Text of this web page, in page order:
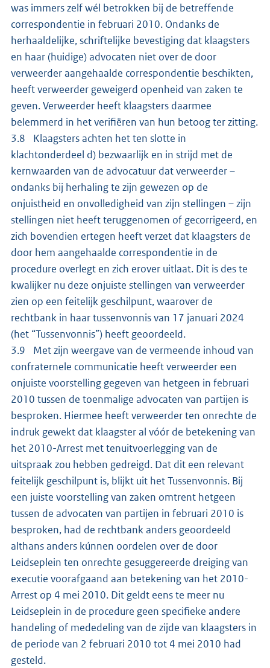
was immers zelf wél betrokken bij de betreffende
correspondentie in februari 2010. Ondanks de
herhaaldelijke, schriftelijke bevestiging dat klaagsters
en haar (huidige) advocaten niet over de door
verweerder aangehaalde correspondentie beschikten,
heeft verweerder geweigerd openheid van zaken te
geven. Verweerder heeft klaagsters daarmee
belemmerd in het verifiëren van hun betoog ter zitting.
3.8 Klaagsters achten het ten slotte in
klachtonderdeel d) bezwaarlijk en in strijd met de
kernwaarden van de advocatuur dat verweerder –
ondanks bij herhaling te zijn gewezen op de
onjuistheid en onvolledigheid van zijn stellingen – zijn
stellingen niet heeft teruggenomen of gecorrigeerd, en
zich bovendien ertegen heeft verzet dat klaagsters de
door hem aangehaalde correspondentie in de
procedure overlegt en zich erover uitlaat. Dit is des te
kwalijker nu deze onjuiste stellingen van verweerder
zien op een feitelijk geschilpunt, waarover de
rechtbank in haar tussenvonnis van 17 januari 2024
(het “Tussenvonnis”) heeft geoordeeld.
3.9 Met zijn weergave van de vermeende inhoud van
confraternele communicatie heeft verweerder een
onjuiste voorstelling gegeven van hetgeen in februari
2010 tussen de toenmalige advocaten van partijen is
besproken. Hiermee heeft verweerder ten onrechte de
indruk gewekt dat klaagster al vóór de betekening van
het 2010-Arrest met tenuitvoerlegging van de
uitspraak zou hebben gedreigd. Dat dit een relevant
feitelijk geschilpunt is, blijkt uit het Tussenvonnis. Bij
een juiste voorstelling van zaken omtrent hetgeen
tussen de advocaten van partijen in februari 2010 is
besproken, had de rechtbank anders geoordeeld
althans anders kúnnen oordelen over de door
Leidseplein ten onrechte gesuggereerde dreiging van
executie voorafgaand aan betekening van het 2010-
Arrest op 4 mei 2010. Dit geldt eens te meer nu
Leidseplein in de procedure geen specifieke andere
handeling of mededeling van de zijde van klaagsters in
de periode van 2 februari 2010 tot 4 mei 2010 had
gesteld.